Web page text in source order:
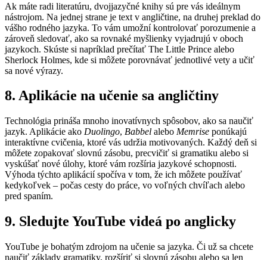
Ak máte radi literatúru, dvojjazyčné knihy sú pre vás ideálnym
nástrojom. Na jednej strane je text v angličtine, na druhej preklad do
vášho rodného jazyka. To vám umožní kontrolovať porozumenie a
zároveň sledovať, ako sa rovnaké myšlienky vyjadrujú v oboch
jazykoch. Skúste si napríklad prečítať The Little Prince alebo
Sherlock Holmes, kde si môžete porovnávať jednotlivé vety a učiť
sa nové výrazy.
8. Aplikácie na učenie sa angličtiny
Technológia prináša mnoho inovatívnych spôsobov, ako sa naučiť
jazyk. Aplikácie ako Duolingo, Babbel alebo Memrise ponúkajú
interaktívne cvičenia, ktoré vás udržia motivovaných. Každý deň si
môžete zopakovať slovnú zásobu, precvičiť si gramatiku alebo si
vyskúšať nové úlohy, ktoré vám rozšíria jazykové schopnosti.
Výhoda týchto aplikácií spočíva v tom, že ich môžete používať
kedykoľvek – počas cesty do práce, vo voľných chvíľach alebo
pred spaním.
9. Sledujte YouTube videá po anglicky
YouTube je bohatým zdrojom na učenie sa jazyka. Či už sa chcete
naučiť základy gramatiky, rozšíriť si slovnú zásobu alebo sa len